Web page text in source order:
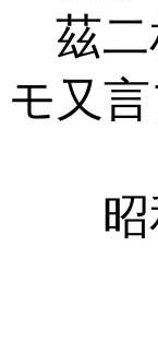
茲二
モ又
昭和